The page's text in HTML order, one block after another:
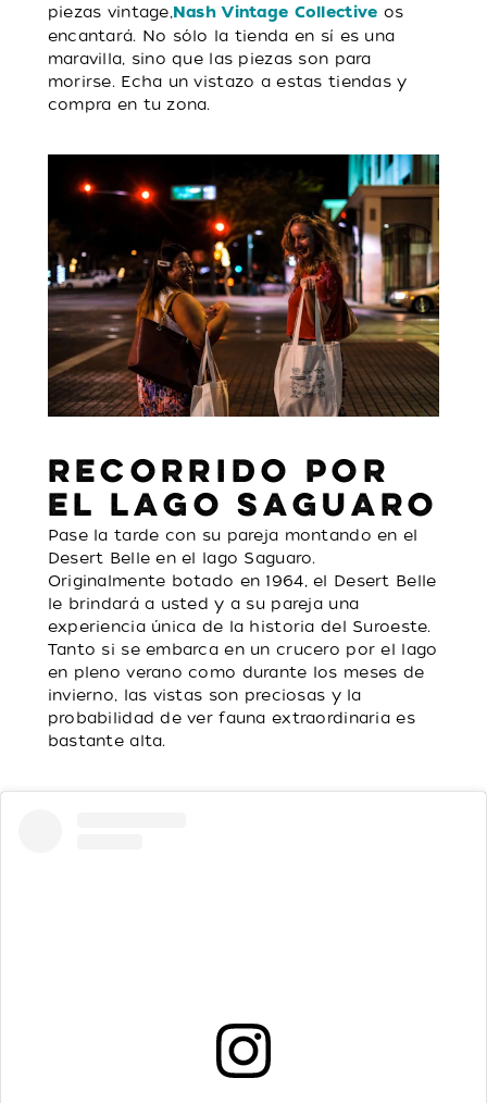
piezas vintage,Nash Vintage Collective os
encantará. No sólo la tienda en sí es una
maravilla, sino que las piezas son para
morirse. Echa un vistazo a estas tiendas y
compra en tu zona.
RECORRIDO POR
EL LAGO SAGUARO
Pase la tarde con su pareja montando en el
Desert Belle en el lago Saguaro.
Originalmente botado en 1964, el Desert Belle
le brindará a usted y a su pareja una
experiencia única de la historia del Suroeste.
Tanto si se embarca en un crucero por el lago
en pleno verano como durante los meses de
invierno, las vistas son preciosas y la
probabilidad de ver fauna extraordinaria es
bastante alta.